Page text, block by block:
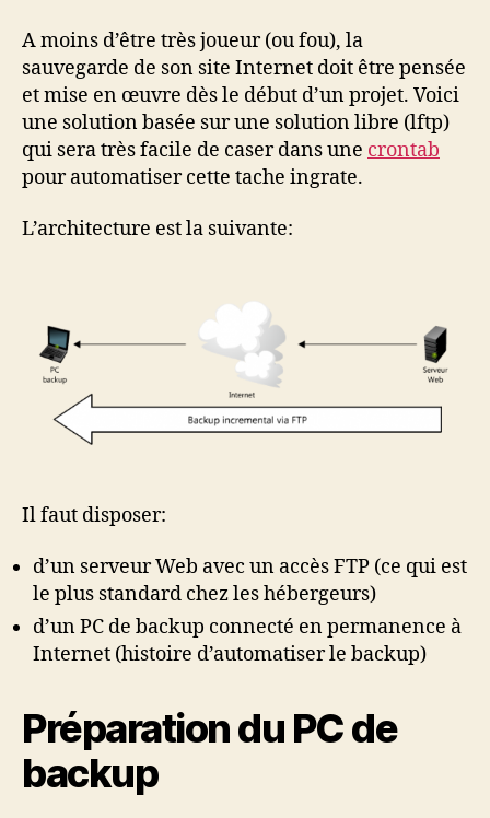
de
son
site
Internet
A moins d’être très joueur (ou fou), la
sauvegarde de son site Internet doit être pensée
et mise en œuvre dès le début d’un projet. Voici
une solution basée sur une solution libre (lftp)
qui sera très facile de caser dans une crontab
pour automatiser cette tache ingrate.
L’architecture est la suivante:
Il faut disposer:
d’un serveur Web avec un accès FTP (ce qui est
le plus standard chez les hébergeurs)
d’un PC de backup connecté en permanence à
Internet (histoire d’automatiser le backup)
Préparation du PC de
backup